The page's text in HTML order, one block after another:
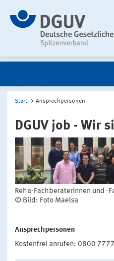
Start Ansprechpersonen
DGUV job - Wir
Reha-Fachberaterinnen und -
© Bild: Foto Maelsa
Ansprechpersonen
Kostenfrei anrufen: 0800